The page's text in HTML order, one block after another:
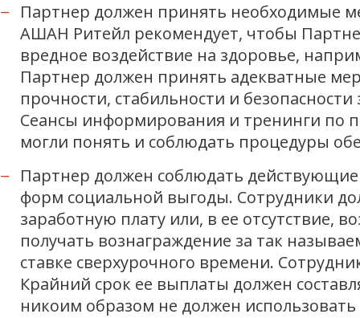
Партнер должен принять необходимые
АШАН Ритейл рекомендует, чтобы
вредное воздействие на здоровье,
Партнер должен принять адекватные
прочности, стабильности и
Сеансы информирования и тренинги по
могли понять и соблюдать процедуры
Партнер должен соблюдать
форм социальной выгоды. Сотрудники
заработную плату или, в ее отсутствие,
получать вознаграждение за так
ставке сверхурочного времени.
Крайний срок ее выплаты должен
никоим образом не должен